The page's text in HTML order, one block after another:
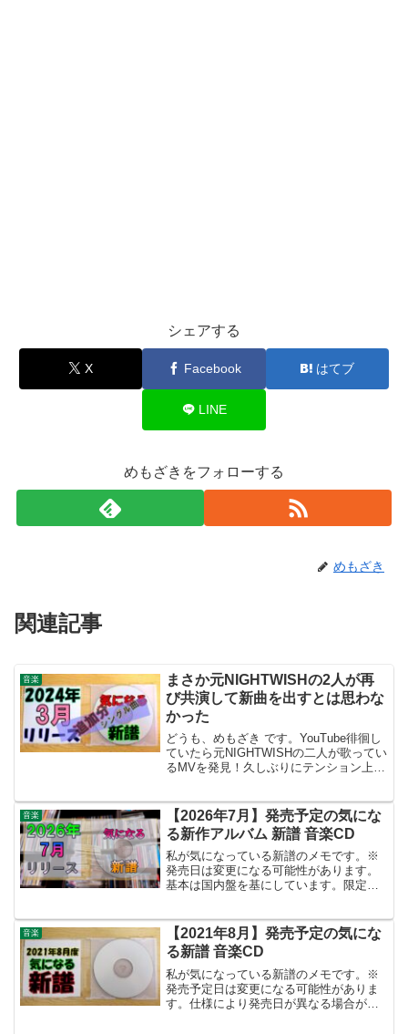
シェアする
X Facebook はてブ
LINE
めもざきをフォローする
めもざき
関連記事
音楽
まさか元NIGHTWISHの2人が再
び共演して新曲を出すとは思わな
かった
どうも、めもざき です。YouTube徘徊し
ていたら元NIGHTWISHの二人が歌ってい
るMVを発見！久しぶりにテンション上が
して2024年3月13日に新曲を...
音楽
【2026年7月】発売予定の気にな
る新作アルバム 新譜 音楽CD
私が気になっている新譜のメモです。※
発売日は変更になる可能性があります。
基本は国内盤を基にしています。限定
商品リンク発売予定日アーティスト名 /
「アルバムタイトル...
音楽
【2021年8月】発売予定の気にな
る新譜 音楽CD
私が気になっている新譜のメモです。※
発売予定日は変更になる可能性がありま
す。仕様により発売日が異なる場合があ